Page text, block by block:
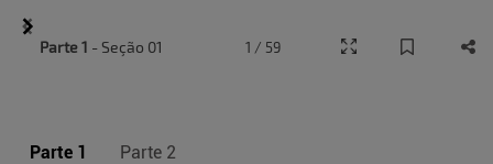
Parte 1 Parte 2
Item Parte 1 - Seção 01 1 / 59